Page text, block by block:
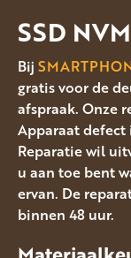
SSD
Bij
gratis voor de
afspraak. Onze
Apparaat defect
Reparatie wil
u aan toe bent
ervan. De
binnen 48 uur.